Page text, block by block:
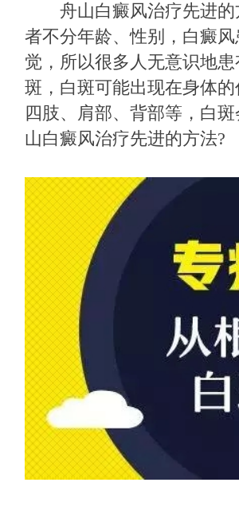
舟山白癜风治疗先进的
者不分年龄、性别，白癜
觉，所以很多人无意识地
斑，白斑可能出现在身体
四肢、肩部、背部等，白
山白癜风治疗先进的方法?